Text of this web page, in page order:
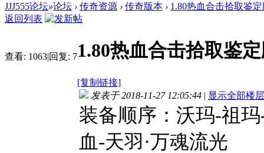
JJJ555论坛»论坛 › 传奇资源 › 传奇版本 › 1.80热血合击拾取鉴
返回列表
查看: 1063|回复: 71.80热血合击拾取鉴
[复制链接]
发表于 2018-11-27 12:05:44 | 显示全部楼层
装备顺序：沃玛-祖
血-天羽·万魂流光